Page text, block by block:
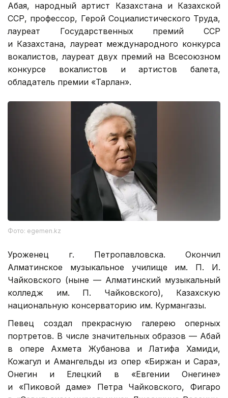
Абая, народный артист Казахстана и Казахской
ССР, профессор, Герой Социалистического Труда,
лауреат Государственных премий ССР
и Казахстана, лауреат международного конкурса
вокалистов, лауреат двух премий на Всесоюзном
конкурсе вокалистов и артистов балета,
обладатель премии «Тарлан».
Фото: egemen.kz
Уроженец г. Петропавловска. Окончил
Алматинское музыкальное училище им. П. И.
Чайковского (ныне — Алматинский музыкальный
колледж им. П. Чайковского), Казахскую
национальную консерваторию им. Курмангазы.
Певец создал прекрасную галерею оперных
портретов. В числе значительных образов — Абай
в опере Ахмета Жубанова и Латифа Хамиди,
Кожагул и Амангельды из опер «Биржан и Сара»,
Онегин и Елецкий в «Евгении Онегине»
и «Пиковой даме» Петра Чайковского, Фигаро